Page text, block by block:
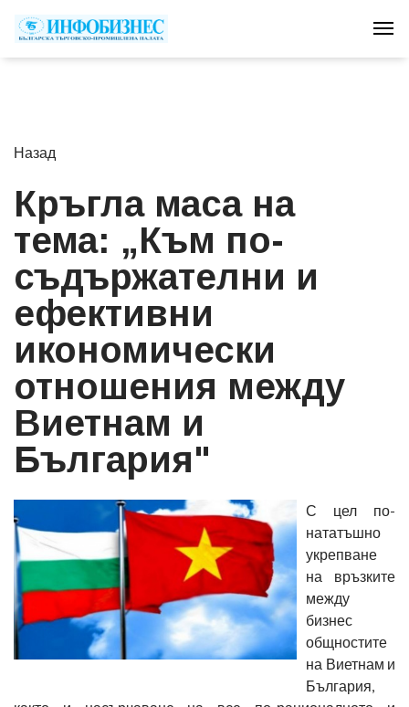
Назад
Кръгла маса на
тема: „Към по-
съдържателни и
ефективни
икономически
отношения между
Виетнам и
България"
С цел по-
нататъшно
укрепване
на връзките
между
бизнес
общностите
на Виетнам и
България,